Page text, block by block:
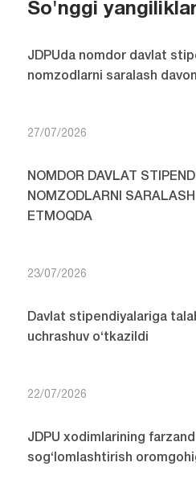
So'nggi
JDPUda nomdor davlat
nomzodlarni saralash
27/07/2026
NOMDOR DAVLAT
NOMZODLARNI
ETMOQDA
23/07/2026
Davlat stipendiyalariga
uchrashuv o‘tkazildi
22/07/2026
JDPU xodimlarining
sog‘lomlashtirish